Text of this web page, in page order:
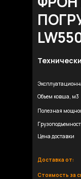
Стоимость за
Доставка от:
Объем ковша, м3
Полезная
Цена доставки